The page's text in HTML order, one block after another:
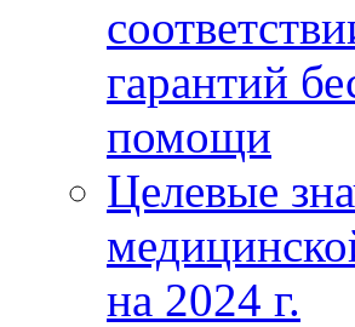
гарантий
помощи
Целевые
на 2024 г.